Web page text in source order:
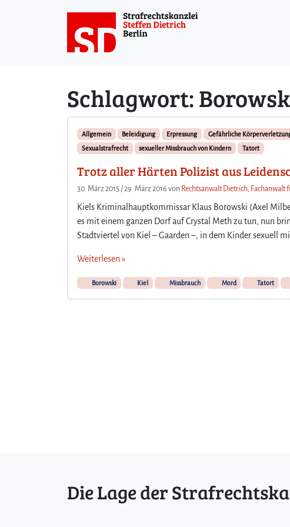
Schlagwort:
Allgemein Beleidigung Erpressung Gefährliche
Sexualstrafrecht
sexueller Missbrauch von Kindern Tatort
Trotz aller Härten Polizist aus
30. März 2015 /29. März 2016 von Rechtsanwalt Dietrich,
Kiels Kriminalhauptkommissar Klaus Borowski (Axel
es mit einem ganzen Dorf auf Crystal Meth zu tun, nun
Stadtviertel von Kiel – Gaarden –, in dem Kinder sexuell
Weiterlesen »
Borowski Kiel Missbrauch Mord Tatort
Die Lage der